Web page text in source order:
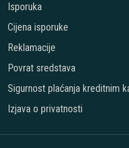
Isporuka
Cijena isporuke
Reklamacije
Povrat sredstava
Sigurnost plaćanja kreditnim
Izjava o privatnosti